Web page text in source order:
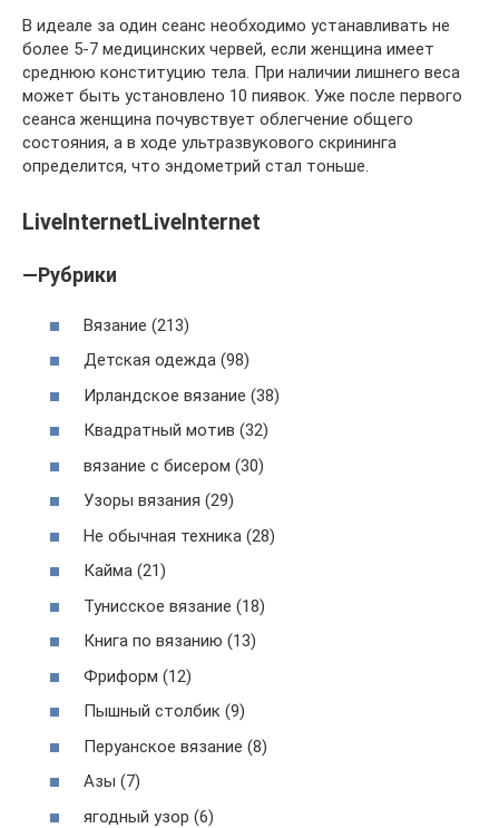
В идеале за один сеанс необходимо устанавливать не
более 5-7 медицинских червей, если женщина имеет
среднюю конституцию тела. При наличии лишнего веса
может быть установлено 10 пиявок. Уже после первого
сеанса женщина почувствует облегчение общего
состояния, а в ходе ультразвукового скрининга
определится, что эндометрий стал тоньше.
LiveInternetLiveInternet
—Рубрики
Вязание (213)
Детская одежда (98)
Ирландское вязание (38)
Квадратный мотив (32)
вязание с бисером (30)
Узоры вязания (29)
Не обычная техника (28)
Кайма (21)
Тунисское вязание (18)
Книга по вязанию (13)
Фриформ (12)
Пышный столбик (9)
Перуанское вязание (8)
Азы (7)
ягодный узор (6)